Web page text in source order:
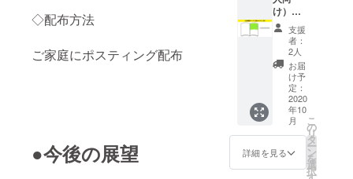
◇配布方法
ご家庭にポスティング配布
●今後の展望
Otonari
に載せ
てみま
せん
か？ 新
しいお
店を
オープ
ン予
定！
YouTub
e始めま
した！
最近こ
け）広
告掲載
コース
（サイ
ズ1/2）
【110,0
00円】
＜1/2P
サイズ
広告掲
載＋冊
子1冊＋
感謝の
お手紙
支援
者：
2人
お届
け予
定：
2020
年10
月
詳細を見る
こ
の
リ
タ
ー
ン
を
選
択